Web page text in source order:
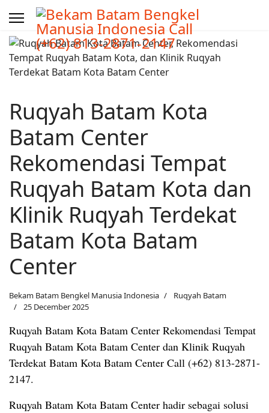
Ruqyah Batam Kota
Batam Center
Rekomendasi Tempat
Ruqyah Batam Kota dan
Klinik Ruqyah Terdekat
Batam Kota Batam
Center
Bekam Batam Bengkel Manusia Indonesia
Ruqyah Batam
25 December 2025
Ruqyah Batam Kota Batam Center Rekomendasi Tempat
Ruqyah Batam Kota Batam Center dan Klinik Ruqyah
Terdekat Batam Kota Batam Center Call (+62) 813-2871-
2147.
Ruqyah Batam Kota Batam Center hadir sebagai solusi